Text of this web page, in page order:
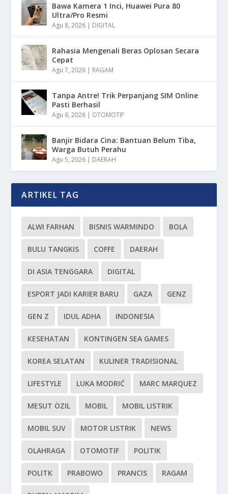
Bawa Kamera 1 Inci, Huawei Pura 80
Ultra/Pro Resmi
Agu 8, 2026 | DIGITAL
Rahasia Mengenali Beras Oplosan Secara
Cepat
Agu 7, 2026 | RAGAM
Tanpa Antre! Trik Perpanjang SIM Online
Pasti Berhasil
Agu 6, 2026 | OTOMOTIF
Banjir Bidara Cina: Bantuan Belum Tiba,
Warga Butuh Perahu
Agu 5, 2026 | DAERAH
ARTIKEL TAG
ALWI FARHAN BISNIS WARMINDO BOLA
BULU TANGKIS COFFE DAERAH
DI ASIA TENGGARA DIGITAL
ESPORT JADI KARIER BARU GAZA GENZ
GEN Z IDUL ADHA INDONESIA
KESEHATAN KONTINGEN SEA GAMES
KOREA SELATAN KULINER TRADISIONAL
LIFESTYLE LUKA MODRIĆ MARC MARQUEZ
MESUT ÖZIL MOBIL MOBIL LISTRIK
MOBIL SUV MOTOR LISTRIK NEWS
OLAHRAGA OTOMOTIF POLITIK
POLITK PRABOWO PRANCIS RAGAM